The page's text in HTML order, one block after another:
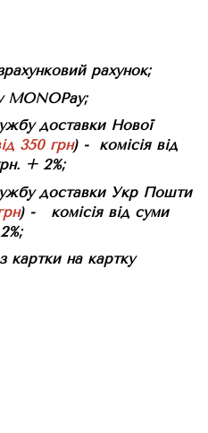
рахунок;
MONOPay;
доставки Нової
350 грн) - комісія від
+ 2%;
доставки Укр Пошти
) - комісія від суми
картки на картку